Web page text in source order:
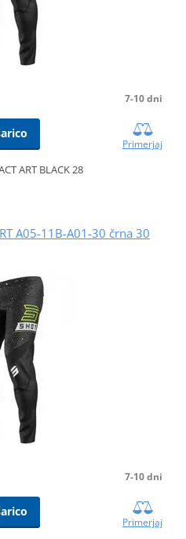
7-10 dni
Primerjaj
ART BLACK 28
A05-11B-A01-30 črna 30
7-10 dni
Primerjaj